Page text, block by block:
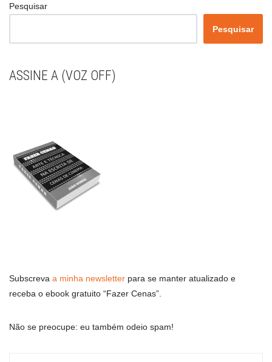
Pesquisar
Pesquisar
ASSINE A (VOZ OFF)
Subscreva a minha newsletter para se manter atualizado e
receba o ebook gratuito “Fazer Cenas”.
Não se preocupe: eu também odeio spam!